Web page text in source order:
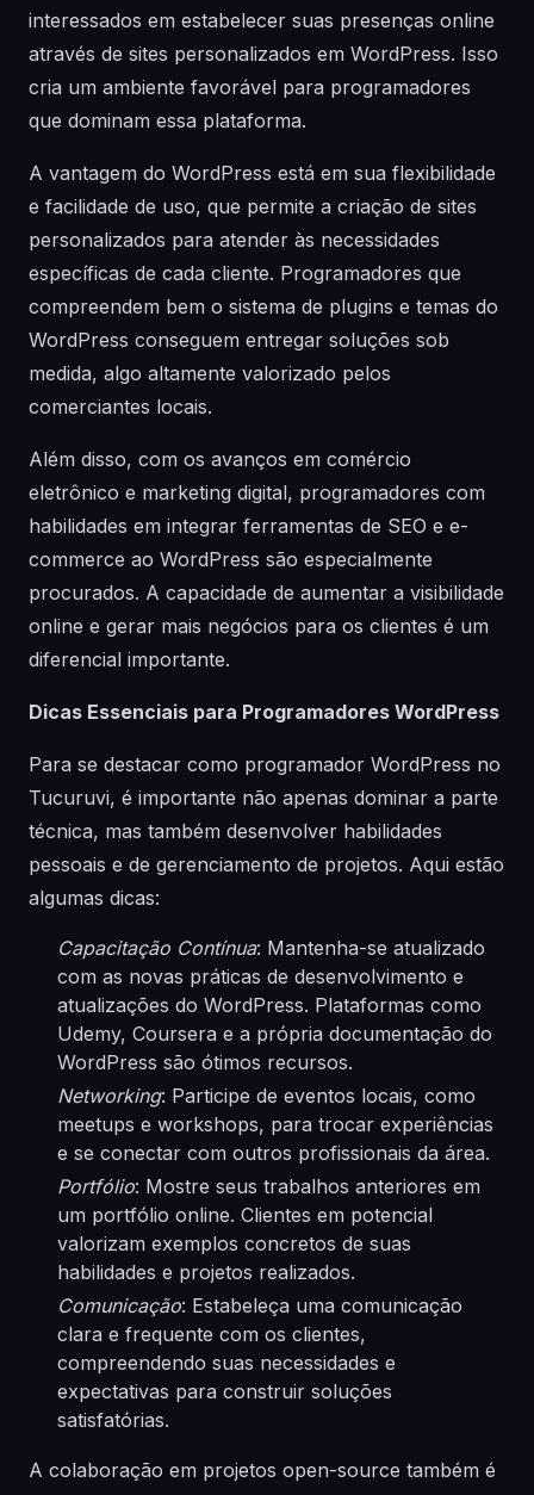
interessados em estabelecer suas presenças online
através de sites personalizados em WordPress. Isso
cria um ambiente favorável para programadores
que dominam essa plataforma.
A vantagem do WordPress está em sua flexibilidade
e facilidade de uso, que permite a criação de sites
personalizados para atender às necessidades
específicas de cada cliente. Programadores que
compreendem bem o sistema de plugins e temas do
WordPress conseguem entregar soluções sob
medida, algo altamente valorizado pelos
comerciantes locais.
Além disso, com os avanços em comércio
eletrônico e marketing digital, programadores com
habilidades em integrar ferramentas de SEO e e-
commerce ao WordPress são especialmente
procurados. A capacidade de aumentar a visibilidade
online e gerar mais negócios para os clientes é um
diferencial importante.
Dicas Essenciais para Programadores WordPress
Para se destacar como programador WordPress no
Tucuruvi, é importante não apenas dominar a parte
técnica, mas também desenvolver habilidades
pessoais e de gerenciamento de projetos. Aqui estão
algumas dicas:
Capacitação Contínua: Mantenha-se atualizado
com as novas práticas de desenvolvimento e
atualizações do WordPress. Plataformas como
Udemy, Coursera e a própria documentação do
WordPress são ótimos recursos.
Networking: Participe de eventos locais, como
meetups e workshops, para trocar experiências
e se conectar com outros profissionais da área.
Portfólio: Mostre seus trabalhos anteriores em
um portfólio online. Clientes em potencial
valorizam exemplos concretos de suas
habilidades e projetos realizados.
Comunicação: Estabeleça uma comunicação
clara e frequente com os clientes,
compreendendo suas necessidades e
expectativas para construir soluções
satisfatórias.
A colaboração em projetos open-source também é